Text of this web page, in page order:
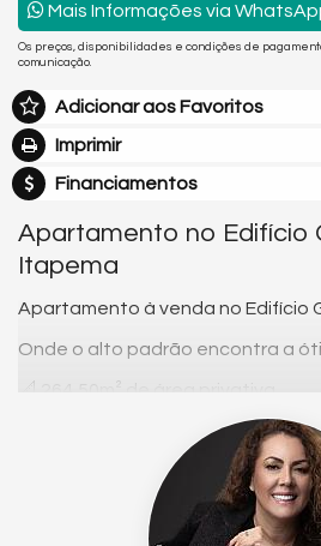
Mais Informações via
Os preços, disponibilidades e condições de
comunicação.
Adicionar aos Favoritos
Imprimir
Financiamentos
Apartamento no Edifício
Itapema
Apartamento à venda no Edifício
Onde o alto padrão encontra a
📐 264,50m² de área privativa
🚗 4 vagas de garagem
🏢 Apenas 2 apartamentos por
e exclusividade